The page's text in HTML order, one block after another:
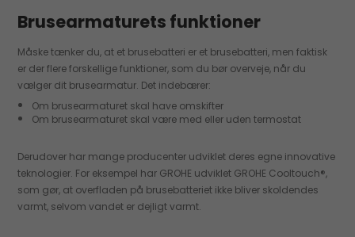
Brusearmaturets funktioner
Måske tænker du, at et brusebatteri er et brusebatteri, men faktisk
er der flere forskellige funktioner, som du bør overveje, når du
vælger dit brusearmatur. Det indebærer:
Om brusearmaturet skal have omskifter
Om brusearmaturet skal være med eller uden termostat
Derudover har mange producenter udviklet deres egne innovative
teknologier. For eksempel har GROHE udviklet GROHE Cooltouch®,
som gør, at overfladen på brusebatteriet ikke bliver skoldendes
varmt, selvom vandet er dejligt varmt.